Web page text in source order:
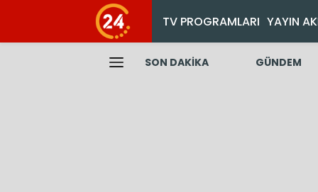
TV PROGRAMLARI YAYIN
SON DAKİKA GÜNDEM